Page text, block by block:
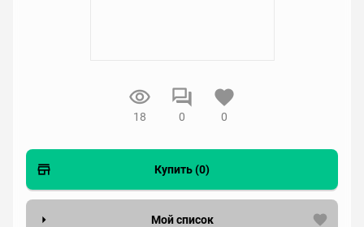
18 0 0
Купить (0)
Мой список